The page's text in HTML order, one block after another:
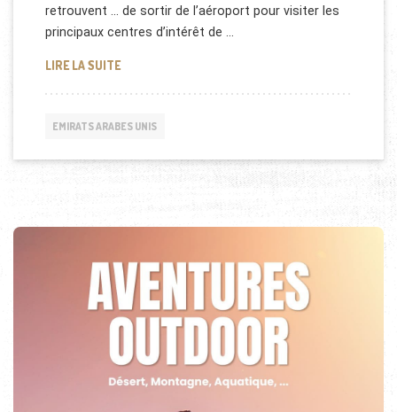
retrouvent … de sortir de l’aéroport pour visiter les
principaux centres d’intérêt de …
LIRE LA SUITEDOCUMENTAIRE: DUBAÏ LA VILLE DU DÉSERT
EMIRATS ARABES UNIS